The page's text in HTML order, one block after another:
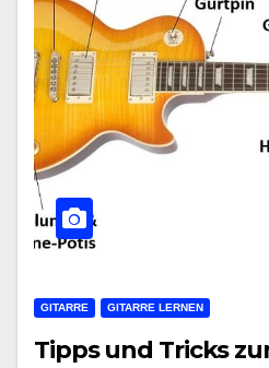
GITARRE GITARRE LERNEN
Tipps und Tricks